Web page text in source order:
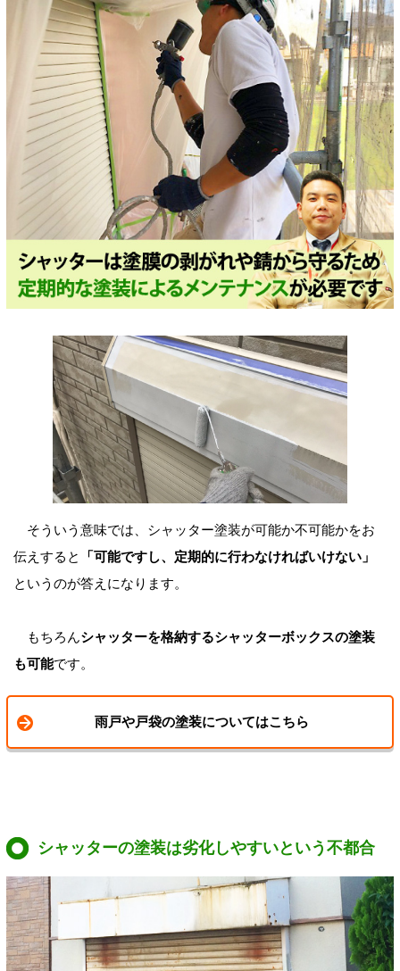
そういう意味では、シャッター塗装が可能か不可能かをお
伝えすると
「可能ですし、定期的に行わなければいけない」
というのが答えになります。
もちろんシャッターを格納するシャッターボックスの塗装
も可能です。
雨戸や戸袋の塗装についてはこちら
シャッターの塗装は劣化しやすいという不都合